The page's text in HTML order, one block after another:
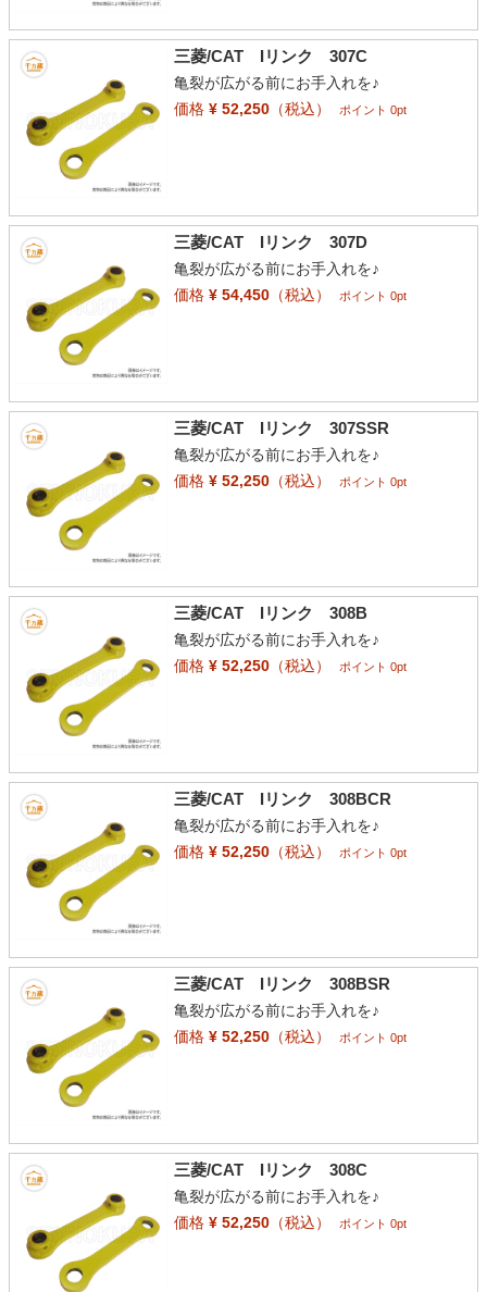
三菱/CAT Iリンク 307C
亀裂が広がる前にお手入れを♪
価格¥ 52,250（税込） ポイント 0pt
三菱/CAT Iリンク 307D
亀裂が広がる前にお手入れを♪
価格¥ 54,450（税込） ポイント 0pt
三菱/CAT Iリンク 307SSR
亀裂が広がる前にお手入れを♪
価格¥ 52,250（税込） ポイント 0pt
三菱/CAT Iリンク 308B
亀裂が広がる前にお手入れを♪
価格¥ 52,250（税込） ポイント 0pt
三菱/CAT Iリンク 308BCR
亀裂が広がる前にお手入れを♪
価格¥ 52,250（税込） ポイント 0pt
三菱/CAT Iリンク 308BSR
亀裂が広がる前にお手入れを♪
価格¥ 52,250（税込） ポイント 0pt
三菱/CAT Iリンク 308C
亀裂が広がる前にお手入れを♪
価格¥ 52,250（税込） ポイント 0pt